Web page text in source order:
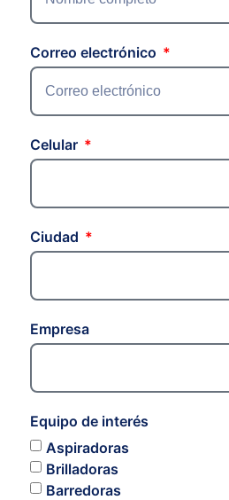
Correo electrónico
Celular
Ciudad
Empresa
Equipo de interés
Aspiradoras
Brilladoras
Barredoras